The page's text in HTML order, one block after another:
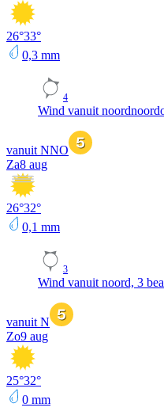
26°33°
0,3 mm
4
Wind vanuit
vanuit NNO
Za8 aug
26°32°
0,1 mm
3
Wind vanuit noord, 3
vanuit N
Zo9 aug
25°32°
0 mm